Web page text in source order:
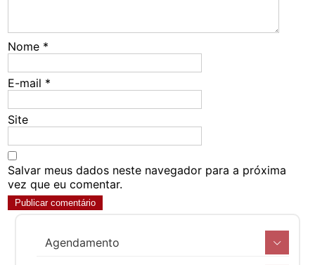
Nome *
E-mail *
Site
Salvar meus dados neste navegador para a próxima
vez que eu comentar.
Agendamento